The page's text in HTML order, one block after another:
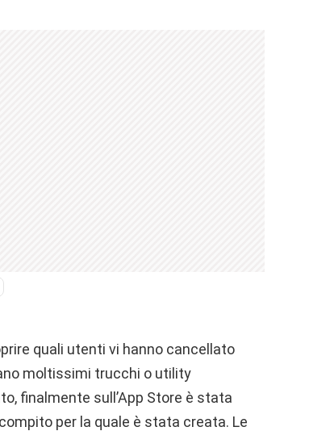
quali utenti vi hanno cancellato
moltissimi trucchi o utility
finalmente sull’App Store è stata
per la quale è stata creata. Le